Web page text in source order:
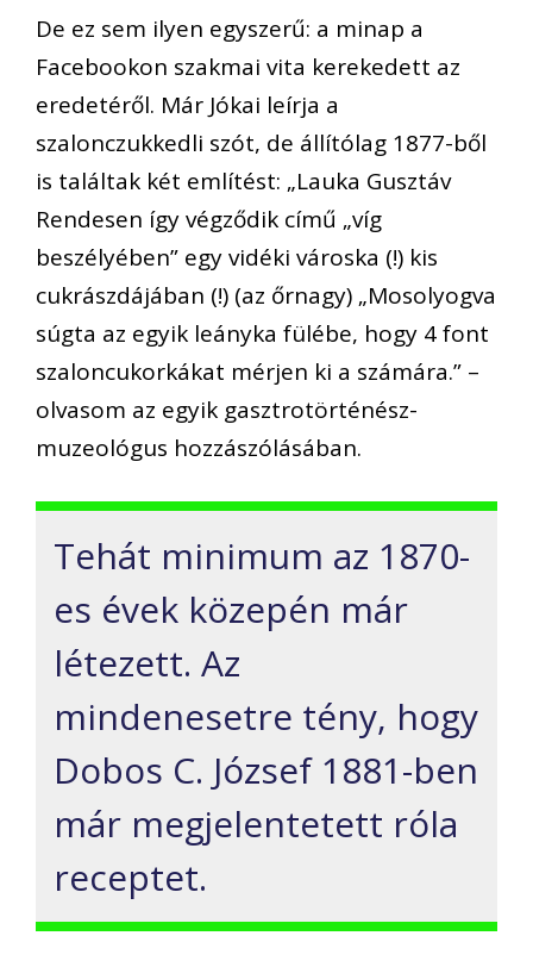
De ez sem ilyen egyszerű: a minap a
Facebookon szakmai vita kerekedett az
eredetéről. Már Jókai leírja a
szalonczukkedli szót, de állítólag 1877-ből
is találtak két említést: „Lauka Gusztáv
Rendesen így végződik című „víg
beszélyében” egy vidéki városka (!) kis
cukrászdájában (!) (az őrnagy) „Mosolyogva
súgta az egyik leányka fülébe, hogy 4 font
szaloncukorkákat mérjen ki a számára.” –
olvasom az egyik gasztrotörténész-
muzeológus hozzászólásában.
Tehát minimum az 1870-
es évek közepén már
létezett. Az
mindenesetre tény, hogy
Dobos C. József 1881-ben
már megjelentetett róla
receptet.